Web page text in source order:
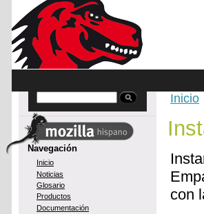
Skip to main content
Navegación
Inicio
Noticias
Glosario
Productos
Documentación
You
Inicio
con